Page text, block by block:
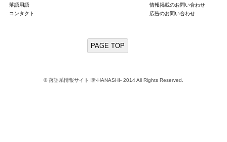
落語用語
コンタクト
情報掲載のお問い合わせ
広告のお問い合わせ
PAGE TOP
© 落語系情報サイト 噺-HANASHI- 2014 All Rights Reserved.